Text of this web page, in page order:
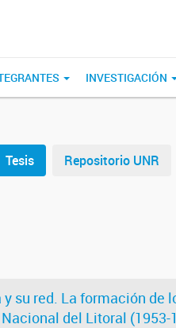
INVESTIGACIÓN
Tesis Repositorio UNR
y su red. La formación
del Litoral (1953-